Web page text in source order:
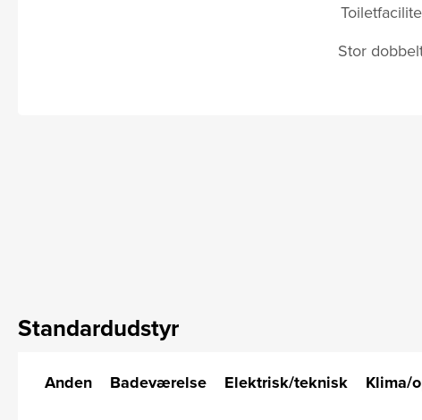
Stor
Standardudstyr
Anden Badeværelse Elektrisk/teknisk Klima/